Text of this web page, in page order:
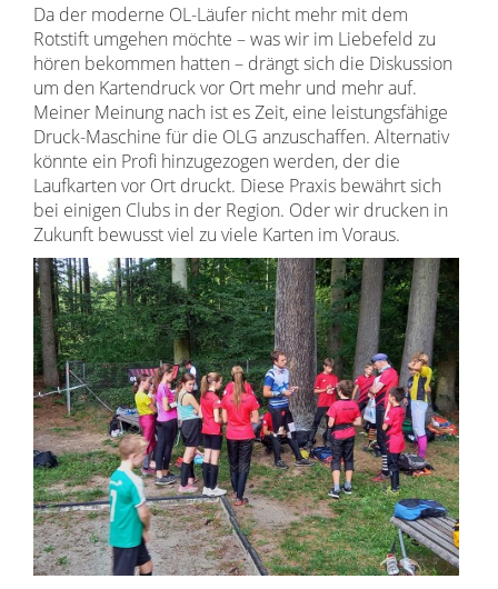
Da der moderne OL-Läufer nicht mehr mit dem
Rotstift umgehen möchte – was wir im Liebefeld zu
hören bekommen hatten – drängt sich die Diskussion
um den Kartendruck vor Ort mehr und mehr auf.
Meiner Meinung nach ist es Zeit, eine leistungsfähige
Druck-Maschine für die OLG anzuschaffen. Alternativ
könnte ein Profi hinzugezogen werden, der die
Laufkarten vor Ort druckt. Diese Praxis bewährt sich
bei einigen Clubs in der Region. Oder wir drucken in
Zukunft bewusst viel zu viele Karten im Voraus.